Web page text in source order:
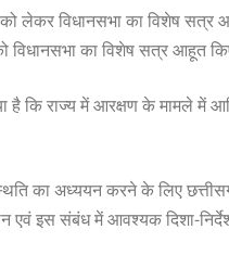
लेकर विधानसभा का विशेष सत्र
विधानसभा का विशेष सत्र आहूत
है कि राज्य में आरक्षण के मामले में
का अध्ययन करने के लिए
इस संबंध में आवश्यक दिशा-